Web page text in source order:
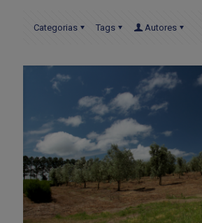
Categorias Tags Autores